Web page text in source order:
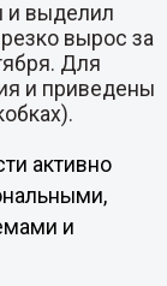
и выделил
вырос за
Для
и приведены
активно
и